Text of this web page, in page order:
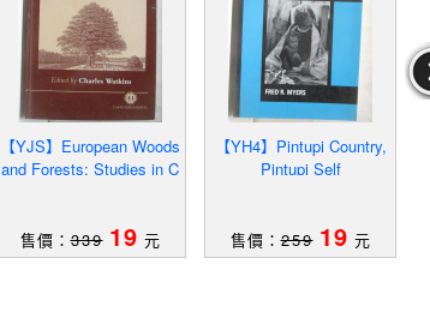
【YJS】European Woods
and Forests: Studies in C
售價：339 19 元
【YH4】Pintupi Country,
Pintupi Self
售價：259 19 元